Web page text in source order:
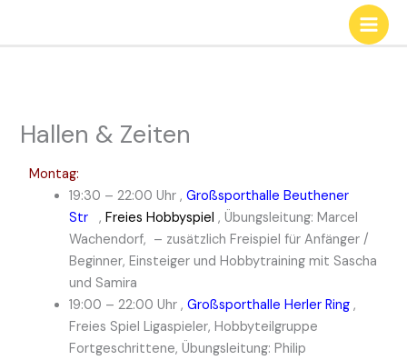
Hallen & Zeiten
Montag:
19:30 – 22:00 Uhr , Großsporthalle Beuthener
Str
,Freies Hobbyspiel, Übungsleitung: Marcel
Wachendorf, – zusätzlich Freispiel für Anfänger /
Beginner, Einsteiger und Hobbytraining mit Sascha
und Samira
19:00 – 22:00 Uhr ,Großsporthalle Herler Ring ,
Freies Spiel Ligaspieler, Hobbyteilgruppe
Fortgeschrittene, Übungsleitung: Philip